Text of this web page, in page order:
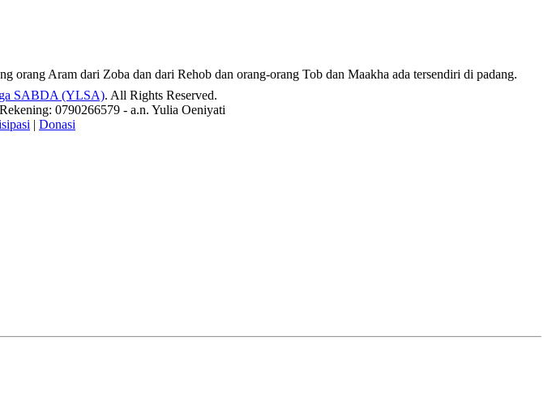
orang Aram dari Zoba dan dari Rehob dan orang-orang Tob dan Maakha ada tersendiri di padang.
SABDA (YLSA). All Rights Reserved.
0790266579 - a.n. Yulia Oeniyati
| Donasi